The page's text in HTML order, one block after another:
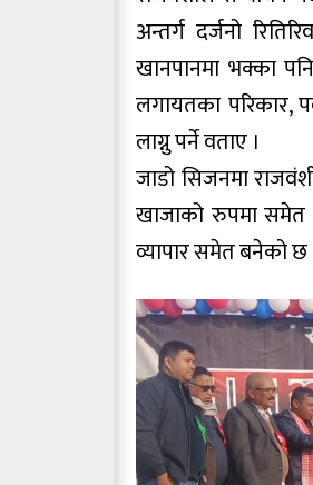
अन्तर्ग दर्जनो
खानपानमा भक्का
लगायतका परिकार,
लाग्नु पर्ने वताए ।
जाडो सिजनमा
खाजाको रुपमा समेत
व्यापार समेत बनेको छ